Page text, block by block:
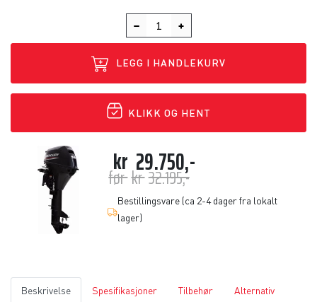
LEGG I HANDLEKURV
KLIKK OG HENT
kr 29.750,-
førkr32.195,-
Bestillingsvare (ca 2-4 dager fra lokalt
lager)
Beskrivelse Spesifikasjoner Tilbehør
Alternativ